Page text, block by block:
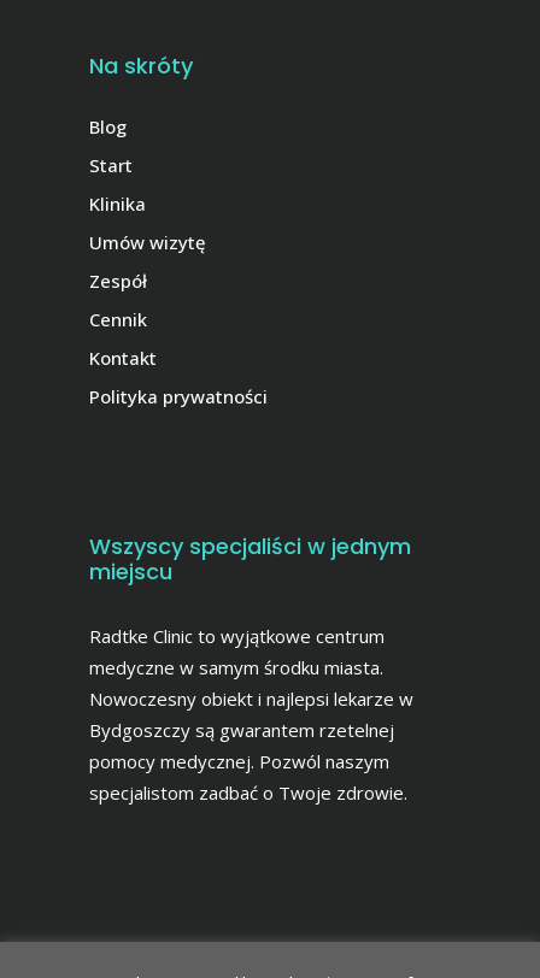
Na skróty
Blog
Start
Klinika
Umów wizytę
Zespół
Cennik
Kontakt
Polityka prywatności
Wszyscy specjaliści w jednym
miejscu
Radtke Clinic to wyjątkowe centrum
medyczne w samym środku miasta.
Nowoczesny obiekt i najlepsi lekarze w
Bydgoszczy są gwarantem rzetelnej
pomocy medycznej. Pozwól naszym
specjalistom zadbać o Twoje zdrowie.